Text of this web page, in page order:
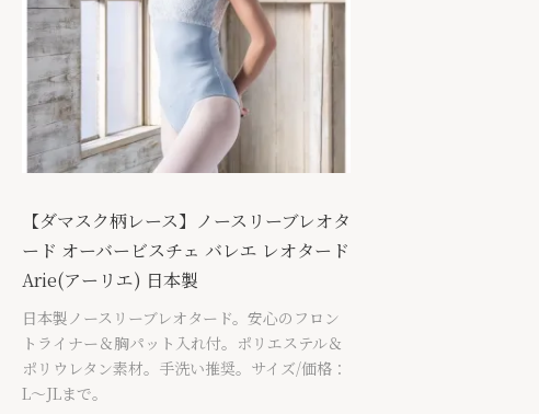
【ダマスク柄レース】ノースリーブレオタ
ード オーバービスチェ バレエ レオタード
Arie(アーリエ) 日本製
日本製ノースリーブレオタード。安心のフロン
トライナー＆胸パット入れ付。ポリエステル＆
ポリウレタン素材。手洗い推奨。サイズ/価格：
L〜JLまで。